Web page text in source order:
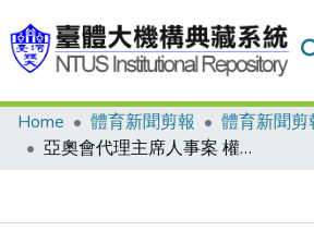
Communities & Collections
Home 體育新聞剪報
體育新聞剪
亞奧會代理主席人事案 權宜之計 3位副主席集體領導